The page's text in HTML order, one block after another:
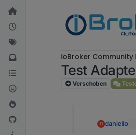
Weiter zum Inhalt
ioBroker Community
Test
Verschoben
D daniello